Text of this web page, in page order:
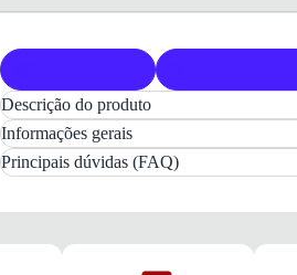
Descrição do produto
Bolsa Feminina Tiracolo WJ Bege
ABolsa Feminina WJ Tiracolo
moderno e acabamento refinado, ela se
Informações gerais
Principais dúvidas (FAQ)